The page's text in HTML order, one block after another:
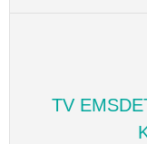
TV